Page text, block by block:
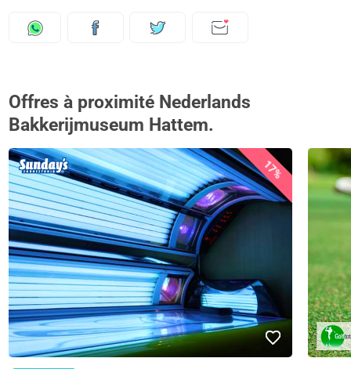
Offres à proximité Nederlands
Bakkerijmuseum Hattem.
17%